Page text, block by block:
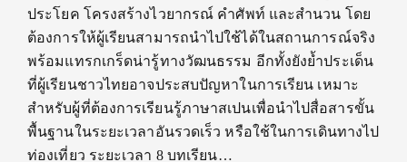
ประโยค โครงสร้างไวยากรณ์ คำศัพท์ และสำนวน โดย
ต้องการให้ผู้เรียนสามารถนำไปใช้ได้ในสถานการณ์จริง
พร้อมแทรกเกร็ดน่ารู้ทางวัฒนธรรม อีกทั้งยังย้ำประเด็น
ที่ผู้เรียนชาวไทยอาจประสบปัญหาในการเรียน เหมาะ
สำหรับผู้ที่ต้องการเรียนรู้ภาษาสเปนเพื่อนำไปสื่อสารขั้น
พื้นฐานในระยะเวลาอันรวดเร็ว หรือใช้ในการเดินทางไป
ท่องเที่ยว ระยะเวลา 8 บทเรียน…